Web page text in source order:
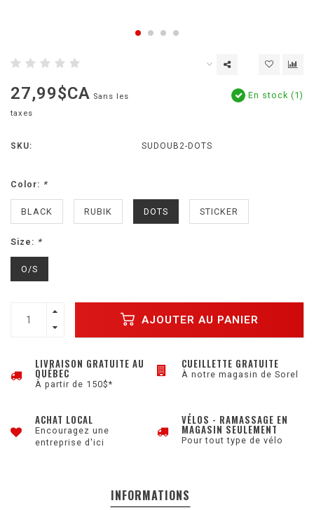
27,99$CA Sans les
taxes
En stock (1)
SKU: SUDOUB2-DOTS
Color: *
BLACK RUBIK DOTS STICKER
Size: *
O/S
AJOUTER AU PANIER
LIVRAISON GRATUITE AU
QUÉBEC
À partir de 150$*
CUEILLETTE GRATUITE
À notre magasin de Sorel
ACHAT LOCAL
Encouragez une
entreprise d'ici
VÉLOS - RAMASSAGE EN
MAGASIN SEULEMENT
Pour tout type de vélo
INFORMATIONS